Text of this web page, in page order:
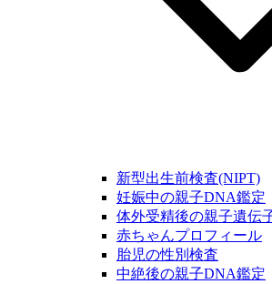
新型出生前検査(NIPT)
妊娠中の親子DNA鑑定
体外受精後の親子遺伝
赤ちゃんプロフィール
胎児の性別検査
中絶後の親子DNA鑑定